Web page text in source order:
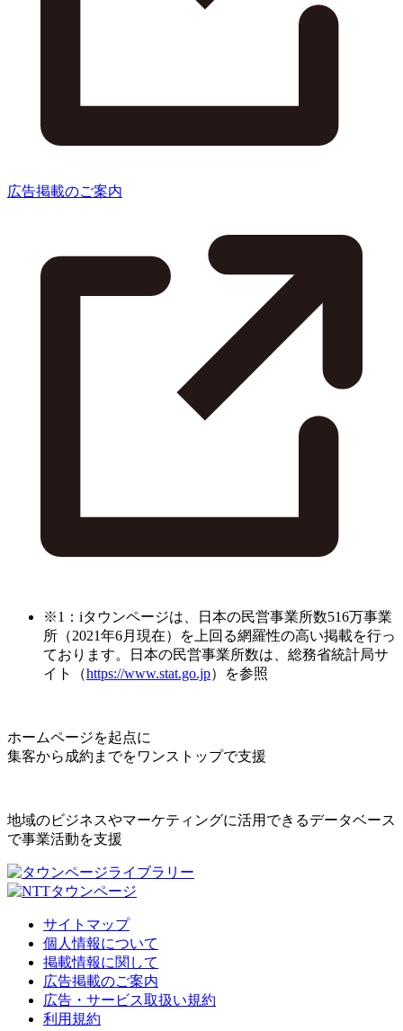
広告掲載のご案内
※1：iタウンページは、日本の民営事業所数516万事業
所（2021年6月現在）を上回る網羅性の高い掲載を行っ
ております。日本の民営事業所数は、総務省統計局サ
イト（https://www.stat.go.jp）を参照
ホームページを起点に
集客から成約までをワンストップで支援
地域のビジネスやマーケティングに活用できるデータベース
で事業活動を支援
サイトマップ
個人情報について
掲載情報に関して
広告掲載のご案内
広告・サービス取扱い規約
利用規約